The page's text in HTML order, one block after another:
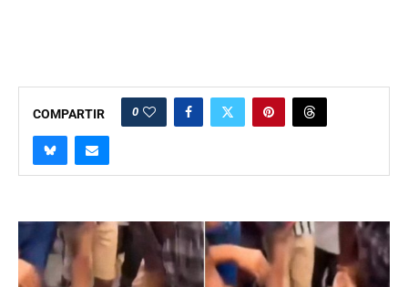
COMPARTIR 0